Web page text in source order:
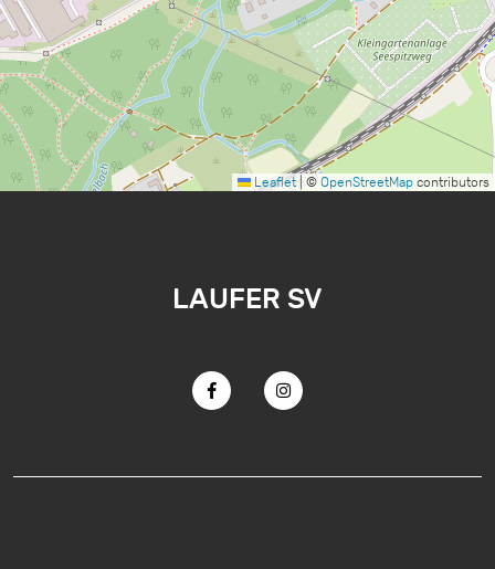
Leaflet |© OpenStreetMap contributors
LAUFER SV